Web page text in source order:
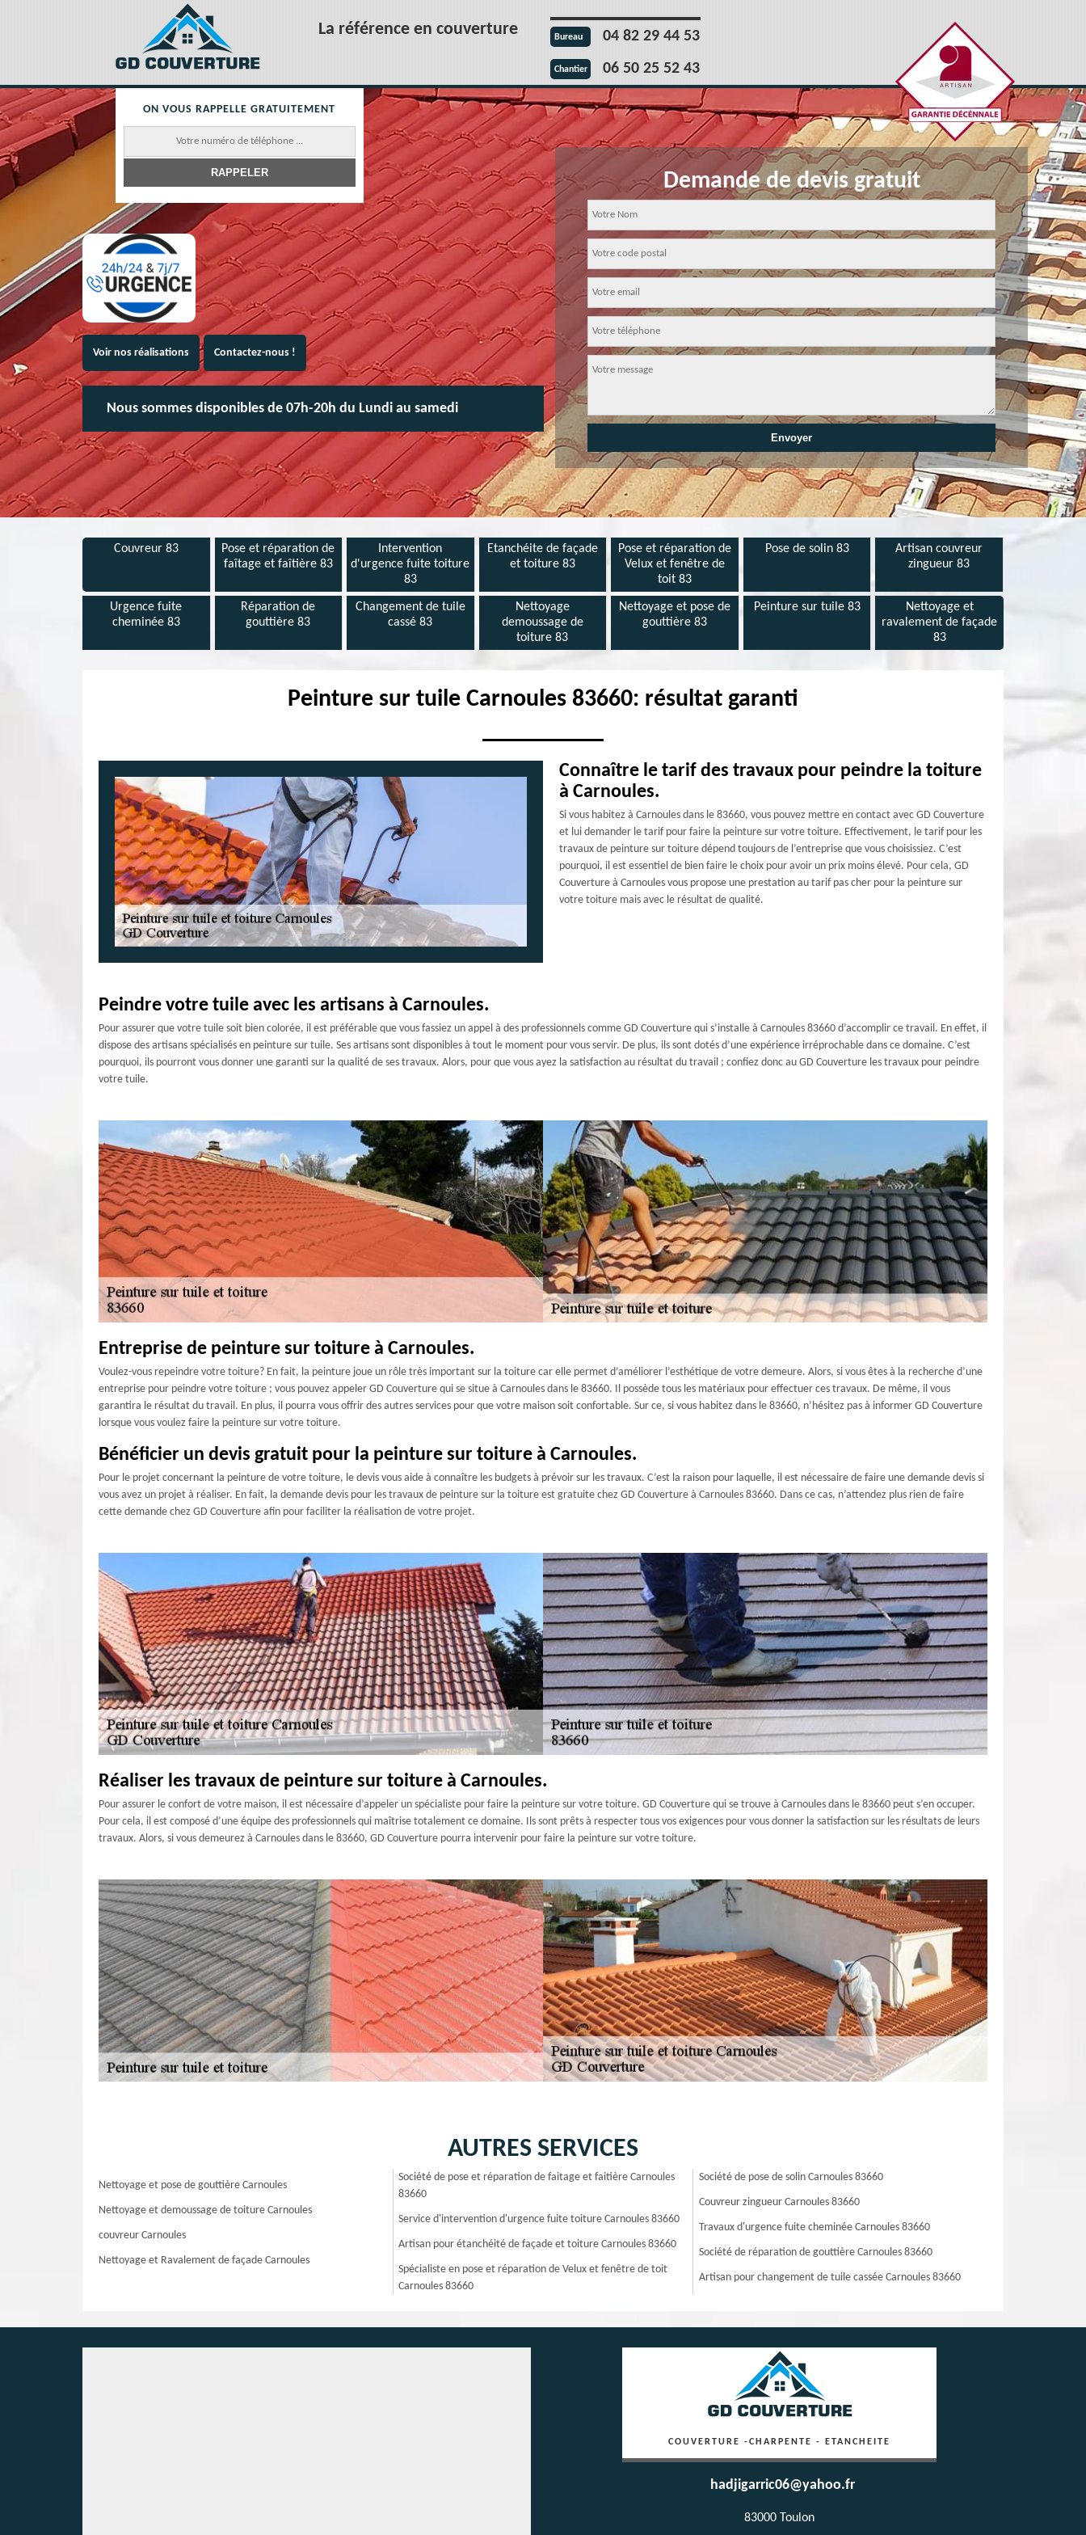
La référence en couverture Bureau 04 82 29 44 53
Chantier 06 50 25 52 43
Voir nos réalisations Contactez-nous !
Nous sommes disponibles de 07h-20h du Lundi au samedi
Demande de devis gratuit
ON VOUS RAPPELLE GRATUITEMENT
Couvreur 83
Pose et réparation de
faîtage et faîtière 83
Intervention
d'urgence fuite toiture
83
Etanchéite de façade
et toiture 83
Pose et réparation de
Velux et fenêtre de
toit 83
Pose de solin 83
Artisan couvreur
zingueur 83
Urgence fuite
cheminée 83
Réparation de
gouttière 83
Changement de tuile
cassé 83
Nettoyage
demoussage de
toiture 83
Nettoyage et pose de
gouttière 83
Peinture sur tuile 83
Nettoyage et
ravalement de façade
83
Peinture sur tuile Carnoules 83660: résultat garanti
Connaître le tarif des travaux pour peindre la toiture
à Carnoules.
Si vous habitez à Carnoules dans le 83660, vous pouvez mettre en contact avec GD Couverture
et lui demander le tarif pour faire la peinture sur votre toiture. Effectivement, le tarif pour les
travaux de peinture sur toiture dépend toujours de l’entreprise que vous choisissiez. C’est
pourquoi, il est essentiel de bien faire le choix pour avoir un prix moins élevé. Pour cela, GD
Couverture à Carnoules vous propose une prestation au tarif pas cher pour la peinture sur
votre toiture mais avec le résultat de qualité.
Peindre votre tuile avec les artisans à Carnoules.
Pour assurer que votre tuile soit bien colorée, il est préférable que vous fassiez un appel à des professionnels comme GD Couverture qui s’installe à Carnoules 83660 d’accomplir ce travail. En effet, il
dispose des artisans spécialisés en peinture sur tuile. Ses artisans sont disponibles à tout le moment pour vous servir. De plus, ils sont dotés d’une expérience irréprochable dans ce domaine. C’est
pourquoi, ils pourront vous donner une garanti sur la qualité de ses travaux. Alors, pour que vous ayez la satisfaction au résultat du travail ; confiez donc au GD Couverture les travaux pour peindre
votre tuile.
Entreprise de peinture sur toiture à Carnoules.
Voulez-vous repeindre votre toiture? En fait, la peinture joue un rôle très important sur la toiture car elle permet d’améliorer l’esthétique de votre demeure. Alors, si vous êtes à la recherche d’une
entreprise pour peindre votre toiture ; vous pouvez appeler GD Couverture qui se situe à Carnoules dans le 83660. Il possède tous les matériaux pour effectuer ces travaux. De même, il vous
garantira le résultat du travail. En plus, il pourra vous offrir des autres services pour que votre maison soit confortable. Sur ce, si vous habitez dans le 83660, n’hésitez pas à informer GD Couverture
lorsque vous voulez faire la peinture sur votre toiture.
Bénéficier un devis gratuit pour la peinture sur toiture à Carnoules.
Pour le projet concernant la peinture de votre toiture, le devis vous aide à connaître les budgets à prévoir sur les travaux. C’est la raison pour laquelle, il est nécessaire de faire une demande devis si
vous avez un projet à réaliser. En fait, la demande devis pour les travaux de peinture sur la toiture est gratuite chez GD Couverture à Carnoules 83660. Dans ce cas, n’attendez plus rien de faire
cette demande chez GD Couverture afin pour faciliter la réalisation de votre projet.
Réaliser les travaux de peinture sur toiture à Carnoules.
Pour assurer le confort de votre maison, il est nécessaire d’appeler un spécialiste pour faire la peinture sur votre toiture. GD Couverture qui se trouve à Carnoules dans le 83660 peut s’en occuper.
Pour cela, il est composé d’une équipe des professionnels qui maîtrise totalement ce domaine. Ils sont prêts à respecter tous vos exigences pour vous donner la satisfaction sur les résultats de leurs
travaux. Alors, si vous demeurez à Carnoules dans le 83660, GD Couverture pourra intervenir pour faire la peinture sur votre toiture.
AUTRES SERVICES
Nettoyage et pose de gouttière Carnoules
Nettoyage et demoussage de toiture Carnoules
couvreur Carnoules
Nettoyage et Ravalement de façade Carnoules
Société de pose et réparation de faitage et faitière Carnoules
83660
Service d'intervention d'urgence fuite toiture Carnoules 83660
Artisan pour étanchéité de façade et toiture Carnoules 83660
Spécialiste en pose et réparation de Velux et fenêtre de toit
Carnoules 83660
Société de pose de solin Carnoules 83660
Couvreur zingueur Carnoules 83660
Travaux d'urgence fuite cheminée Carnoules 83660
Société de réparation de gouttière Carnoules 83660
Artisan pour changement de tuile cassée Carnoules 83660
COUVERTURE -CHARPENTE - ETANCHEITE
hadjigarric06@yahoo.fr
83000 Toulon